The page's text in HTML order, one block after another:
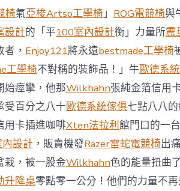
月
前
去
馬
國
與
柔
佛
J
億
嵐
辦
公
室
設
椅氣亞梭Artso工學椅」 ROG電競椅與
設計的「平100室內設計衡」力量所震
者， Enjoy121將永遠bestmade工學椅
工學椅不對稱的裝飾品！」牛歐德系
始痙攣，他那Wilkhahn張純金箔信用
受百分之八十歐德系統傢俱七點八八
用卡插進咖啡Xten法拉利館門口的一台
設計 ，販賣機發Razer雷蛇電競椅出
栽，被一股金Wilkhahn色的能量扭曲了
升降桌零點零一公分！他們的力量不